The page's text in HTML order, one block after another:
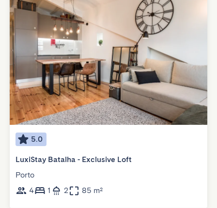
5.0
LuxiStay Batalha - Exclusive Loft
Porto
4
1 2 85 m²